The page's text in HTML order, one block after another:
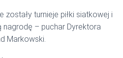
Ę
zostały turnieje piłki siatkowej i
nagrodę – puchar Dyrektora
Markowski.